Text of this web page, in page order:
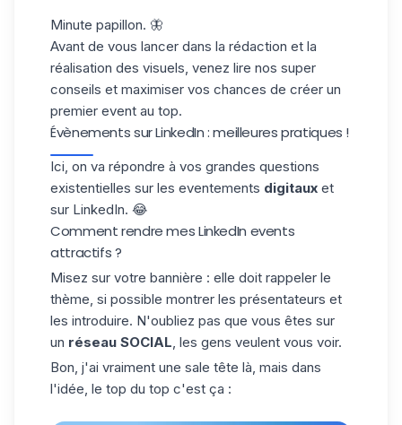
Minute papillon. 🦋
Avant de vous lancer dans la rédaction et la
réalisation des visuels, venez lire nos super
conseils et maximiser vos chances de créer un
premier event au top.
Évènements sur LinkedIn : meilleures pratiques !
Ici, on va répondre à vos grandes questions
existentielles sur les eventements digitaux et
sur LinkedIn. 😂
Comment rendre mes LinkedIn events
attractifs ?
Misez sur votre bannière : elle doit rappeler le
thème, si possible montrer les présentateurs et
les introduire. N'oubliez pas que vous êtes sur
un réseau SOCIAL, les gens veulent vous voir.
Bon, j'ai vraiment une sale tête là, mais dans
l'idée, le top du top c'est ça :